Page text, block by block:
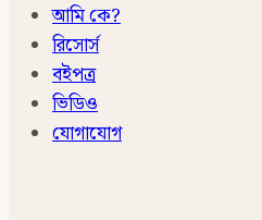
আমি কে?
রিসোর্স
বইপত্র
ভিডিও
যোগাযোগ